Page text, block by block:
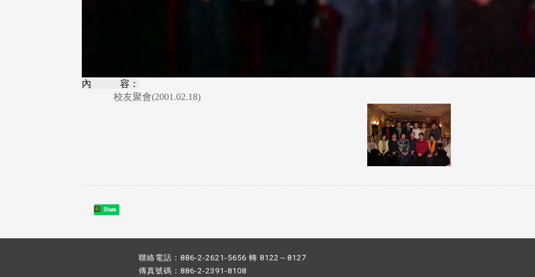
內 容：
校友聚會(2001.02.18)
Share
聯絡電話：886-2-2621-5656 轉 8122～8127
傳真號碼：886-2-2391-8108